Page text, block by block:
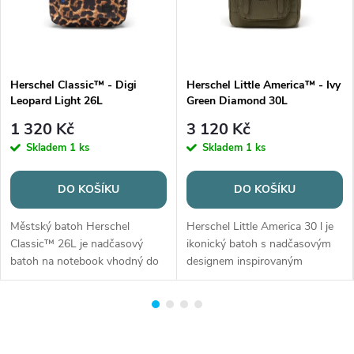
s
t
a
n
a
b
a
Herschel Classic™ - Digi
Leopard Light 26L
1 320 Kč
Skladem 1 ks
DO KOŠÍKU
Městský batoh Herschel
Classic™ 26L je nadčasový
batoh na notebook vhodný do
školy, práce i na každodenní
plovoucí přihrádku na notebook
Herschel Little America™ - Ivy
Green Diamond 30L
3 120 Kč
Skladem 1 ks
DO KOŠÍKU
Herschel Little America 30 l je
ikonický batoh s nadčasovým
designem inspirovaným
horolezeckým stylem. Nabízí
stahovacím uzávěrem a